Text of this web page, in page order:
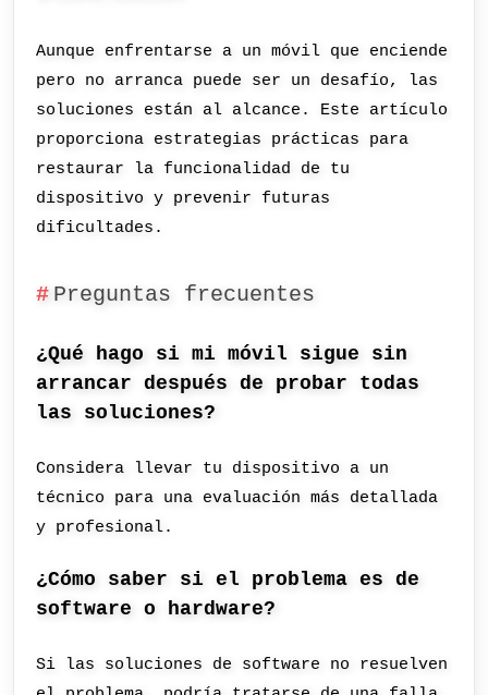
Aunque enfrentarse a un móvil que enciende
pero no arranca puede ser un desafío, las
soluciones están al alcance. Este artículo
proporciona estrategias prácticas para
restaurar la funcionalidad de tu
dispositivo y prevenir futuras
dificultades.
Preguntas frecuentes
¿Qué hago si mi móvil sigue sin
arrancar después de probar todas
las soluciones?
Considera llevar tu dispositivo a un
técnico para una evaluación más detallada
y profesional.
¿Cómo saber si el problema es de
software o hardware?
Si las soluciones de software no resuelven